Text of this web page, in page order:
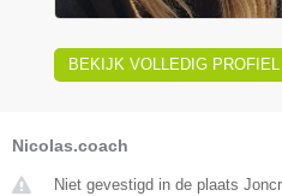
BEKIJK VOLLEDIG PROFIEL
Nicolas.coach
Niet gevestigd in de plaats